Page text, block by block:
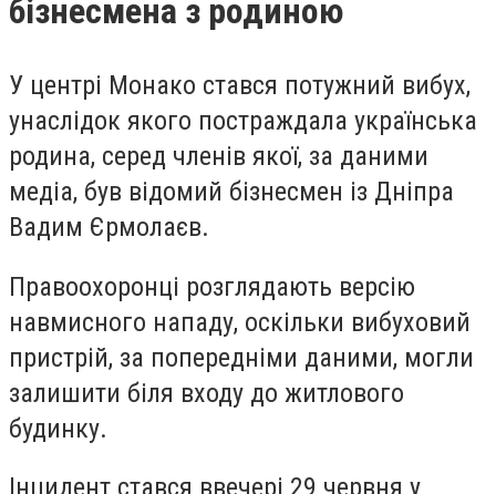
бізнесмена з родиною
У центрі Монако стався потужний вибух,
унаслідок якого постраждала українська
родина, серед членів якої, за даними
медіа, був відомий бізнесмен із Дніпра
Вадим Єрмолаєв.
Правоохоронці розглядають версію
навмисного нападу, оскільки вибуховий
пристрій, за попередніми даними, могли
залишити біля входу до житлового
будинку.
Інцидент стався ввечері 29 червня у